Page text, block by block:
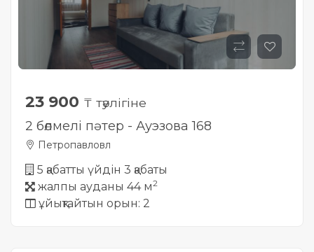
23 900 ₸ тәулігіне
2 бөлмелі пәтер - Ауэзова 168
Петропавловл
5 қабатты үйдін 3 қабаты
жалпы ауданы 44 м2
ұйықтайтын орын: 2